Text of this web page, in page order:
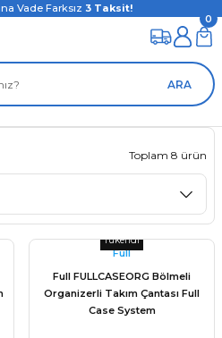
Vade Farksız 3 Taksit!
ARA
0
Toplam 8 ürün
Tükendi
Full
Full FULLCASEORG Bölmeli
Organizerli Takım Çantası Full
Case System